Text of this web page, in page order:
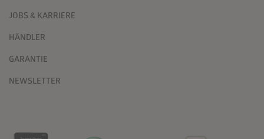
JOBS & KARRIERE
HÄNDLER
GARANTIE
NEWSLETTER